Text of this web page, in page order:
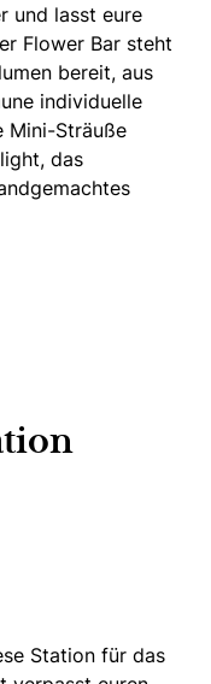
und lasst eure
Flower Bar steht
bereit, aus
individuelle
Mini-Sträuße
das
Station für das